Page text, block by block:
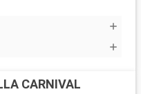
CARNIVAL